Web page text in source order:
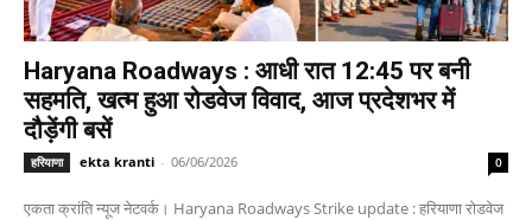
Haryana Roadways : आधी रात 12:45 पर बनी
सहमति, खत्म हुआ रोडवेज विवाद, आज प्रदेशभर में
दौड़ेंगी बसें
हरियाणा ekta kranti - 06/06/2026 0
एकता क्रांति न्यूज नेटवर्क। Haryana Roadways Strike update : हरियाणा रोडवेज